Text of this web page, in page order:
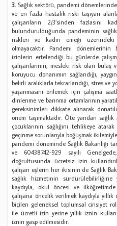
3. Sağlık sektörü, pandemi
ve en fazla hastalık riski taşıyan
çalışanların 2/3’sinden fazlasını
bulundurulduğunda pandeminin sağlık
riskleri ve kadın emeği
olmayacaktır. Pandemi
izinlerin ertelendiği bu günlerde
çalışanlarının, mesleki risk olan
koruyucu donanımın sağlandığı,
belirli aralıklarla tekrarlandığı, stres ve
yaşanmasını önlemek için çalışma
dinlenme ve barınma ortamlarının
gereksinimleri dikkate alınarak
önem taşımaktadır. Öte yandan
çocuklarının sağlığını tehlikeye
geçinme sorunlarıyla boğuşmak
pandemi döneminde Sağlık Bakanlığı
ve 60438742-929 sayılı
doğrultusunda ücretsiz izin
çalışan eşlerin her ikisinin de Sağlık
sağlık hizmetinin sürdürülebilirliğine
kaydıyla, okul öncesi ve
çalışana öncelik verilmek kaydıyla
biçilen geleneksel toplumsal cinsiyet
ile ücretli izin yerine yıllık iznin
iznin gasp edilmesidir.